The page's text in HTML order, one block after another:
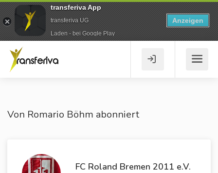
Von Romario Böhm abonniert
FC Roland Bremen 2011 e.V.
transferiva App
transferiva UG
Laden - bei Google Play
Anzeigen